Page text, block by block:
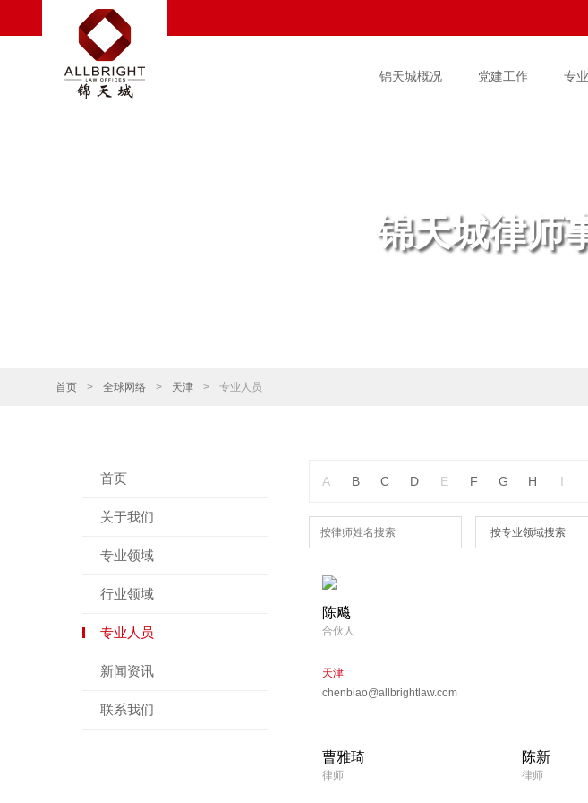
锦天城概况 党建工作 专
锦天城律师
首页 > 全球网络 > 天津 > 专业人员
首页
关于我们
专业领域
行业领域
专业人员
新闻资讯
联系我们
A B C D E F G H I
陈飚
合伙人
天津
chenbiao@allbrightlaw.com
曹雅琦
律师
陈新
律师